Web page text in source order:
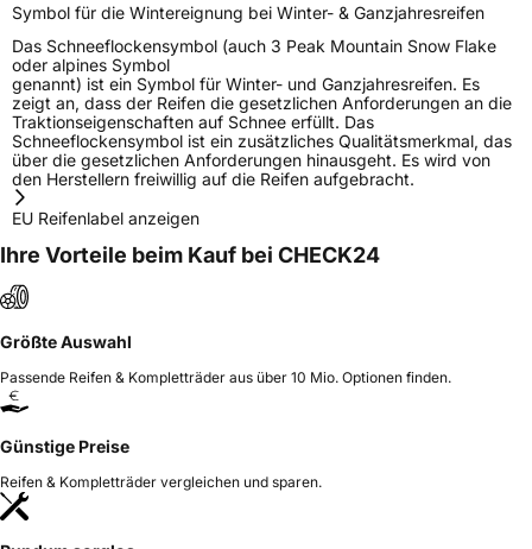
Symbol für die Wintereignung bei Winter- & Ganzjahresreifen
Das Schneeflockensymbol (auch 3 Peak Mountain Snow Flake
oder alpines Symbol
genannt) ist ein Symbol für Winter- und Ganzjahresreifen. Es
zeigt an, dass der Reifen die gesetzlichen Anforderungen an die
Traktionseigenschaften auf Schnee erfüllt. Das
Schneeflockensymbol ist ein zusätzliches Qualitätsmerkmal, das
über die gesetzlichen Anforderungen hinausgeht. Es wird von
den Herstellern freiwillig auf die Reifen aufgebracht.
EU Reifenlabel anzeigen
Ihre Vorteile beim Kauf bei CHECK24
Größte Auswahl
Passende Reifen & Kompletträder aus über 10 Mio. Optionen finden.
Günstige Preise
Reifen & Kompletträder vergleichen und sparen.